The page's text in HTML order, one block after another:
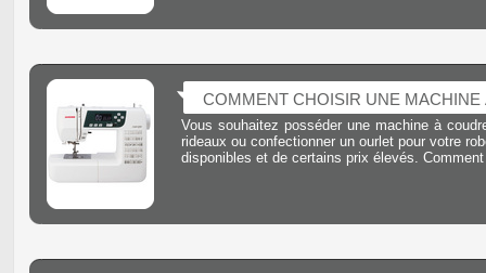
COMMENT CHOISIR UNE MACHINE
Vous souhaitez posséder une machine à
rideaux ou confectionner un ourlet pour votre
disponibles et de certains prix élevés.